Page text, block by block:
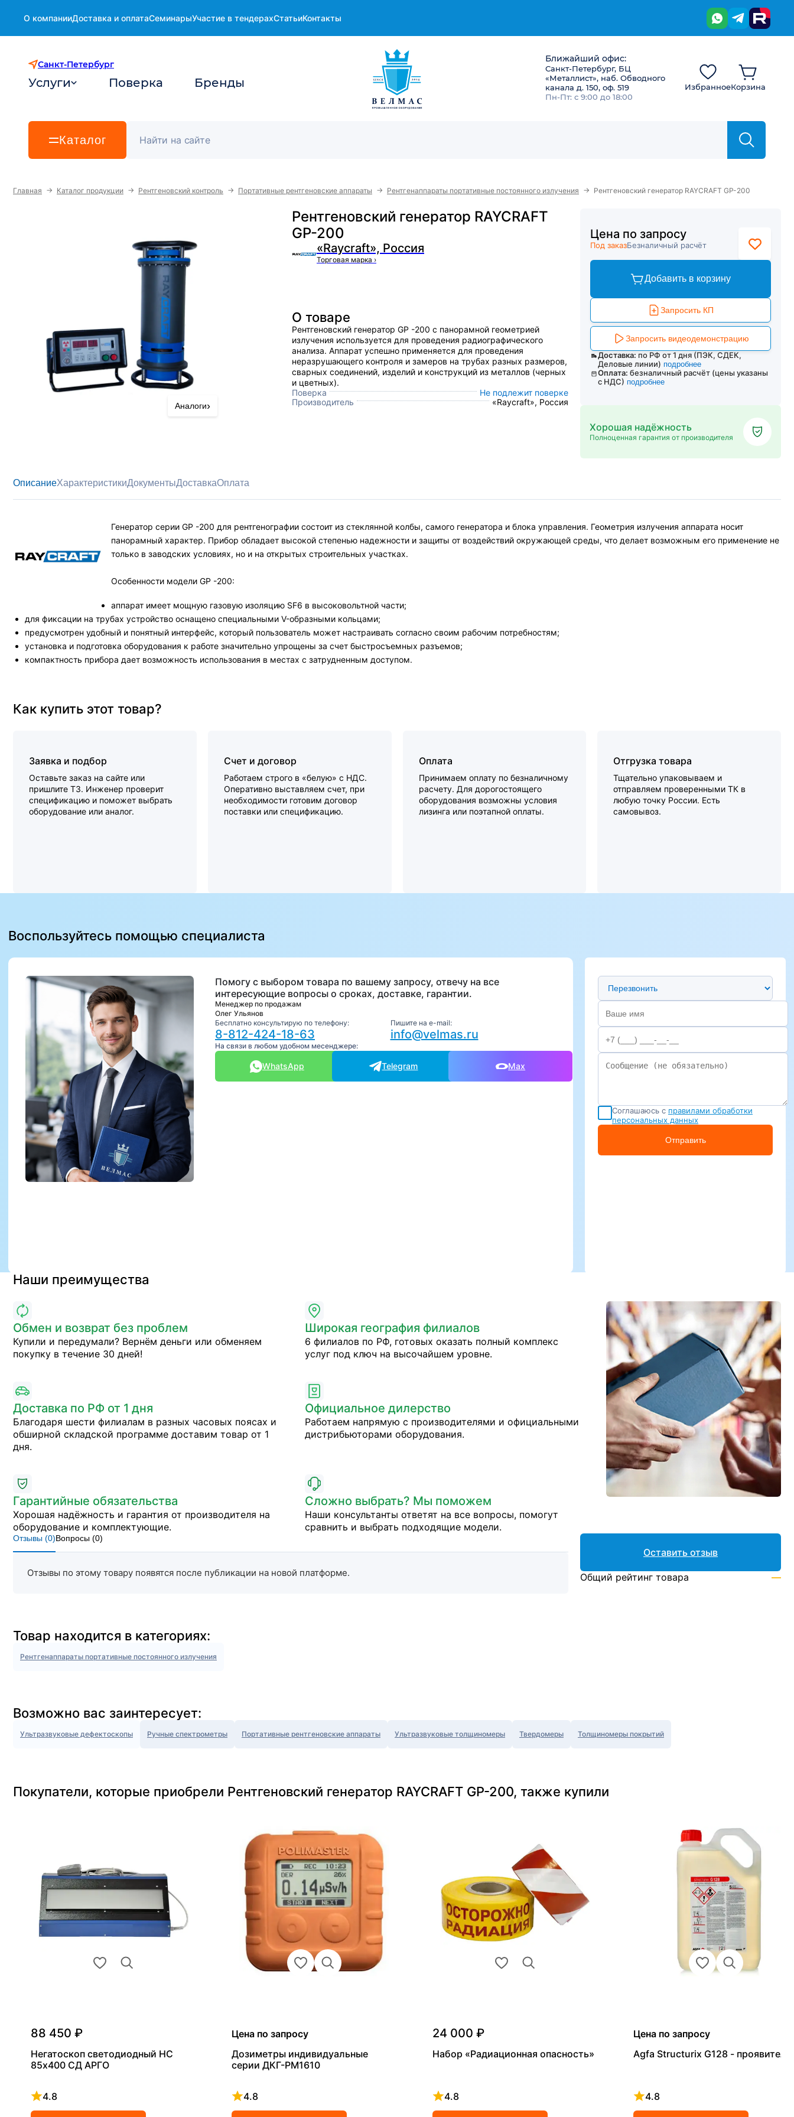
О компанииДоставка и оплатаСеминарыУчастие в тендерахСтатьиКонтакты
Санкт-Петербург
Услуги Поверка Бренды
Ближайший офис:
Санкт-Петербург, БЦ
«Металлист», наб. Обводного
канала д. 150, оф. 519
Пн-Пт: с 9:00 до 18:00
ИзбранноеКорзина
Каталог
Главная → Каталог продукции → Рентгеновский контроль → Портативные рентгеновские аппараты → Рентгенаппараты портативные постоянного излучения → Рентгеновский генератор RAYCRAFT GP-200
Рентгеновский генератор RAYCRAFT
GP-200
«Raycraft», Россия
Торговая марка ›
Аналоги›
О товаре
Рентгеновский генератор GP -200 с панорамной геометрией
излучения используется для проведения радиографического
анализа. Аппарат успешно применяется для проведения
неразрушающего контроля и замеров на трубах разных размеров,
сварных соединений, изделий и конструкций из металлов (черных
и цветных).
Поверка
Не подлежит поверке
Производитель
«Raycraft», Россия
Цена по запросу
Под заказБезналичный расчёт
Добавить в корзину
Запросить КП
Запросить видеодемонстрацию
Доставка: по РФ от 1 дня (ПЭК, СДЕК,
Деловые линии) подробнее
Оплата: безналичный расчёт (цены указаны
с НДС) подробнее
Хорошая надёжность
Полноценная гарантия от производителя
ОписаниеХарактеристикиДокументыДоставкаОплата
Генератор серии GP -200 для рентгенографии состоит из стеклянной колбы, самого генератора и блока управления. Геометрия излучения аппарата носит
панорамный характер. Прибор обладает высокой степенью надежности и защиты от воздействий окружающей среды, что делает возможным его применение не
только в заводских условиях, но и на открытых строительных участках.
Особенности модели GP -200:
аппарат имеет мощную газовую изоляцию SF6 в высоковольтной части;
для фиксации на трубах устройство оснащено специальными V-образными кольцами;
предусмотрен удобный и понятный интерфейс, который пользователь может настраивать согласно своим рабочим потребностям;
установка и подготовка оборудования к работе значительно упрощены за счет быстросъемных разъемов;
компактность прибора дает возможность использования в местах с затрудненным доступом.
Как купить этот товар?
Заявка и подбор
Оставьте заказ на сайте или
пришлите ТЗ. Инженер проверит
спецификацию и поможет выбрать
оборудование или аналог.
Счет и договор
Работаем строго в «белую» с НДС.
Оперативно выставляем счет, при
необходимости готовим договор
поставки или спецификацию.
Оплата
Принимаем оплату по безналичному
расчету. Для дорогостоящего
оборудования возможны условия
лизинга или поэтапной оплаты.
Отгрузка товара
Тщательно упаковываем и
отправляем проверенными ТК в
любую точку России. Есть
самовывоз.
Воспользуйтесь помощью специалиста
Помогу с выбором товара по вашему запросу, отвечу на все
интересующие вопросы о сроках, доставке, гарантии.
Менеджер по продажам
Олег Ульянов
Бесплатно консультирую по телефону:
8-812-424-18-63
Пишите на e-mail:
info@velmas.ru
На связи в любом удобном месенджере:
WhatsApp Telegram Max
Предпочтительный способ связи
Соглашаюсь с правилами обработки
персональных данных
Отправить
Наши преимущества
Обмен и возврат без проблем
Купили и передумали? Вернём деньги или обменяем
покупку в течение 30 дней!
Широкая география филиалов
6 филиалов по РФ, готовых оказать полный комплекс
услуг под ключ на высочайшем уровне.
Доставка по РФ от 1 дня
Благодаря шести филиалам в разных часовых поясах и
обширной складской программе доставим товар от 1
дня.
Официальное дилерство
Работаем напрямую с производителями и официальными
дистрибьюторами оборудования.
Гарантийные обязательства
Хорошая надёжность и гарантия от производителя на
оборудование и комплектующие.
Сложно выбрать? Мы поможем
Наши консультанты ответят на все вопросы, помогут
сравнить и выбрать подходящие модели.
Отзывы (0)Вопросы (0)
Отзывы по этому товару появятся после публикации на новой платформе.
Оставить отзыв
Общий рейтинг товара —
Товар находится в категориях:
Рентгенаппараты портативные постоянного излучения
Возможно вас заинтересует:
Ультразвуковые дефектоскопы Ручные спектрометры Портативные рентгеновские аппараты Ультразвуковые толщиномеры Твердомеры Толщиномеры покрытий
Покупатели, которые приобрели Рентгеновский генератор RAYCRAFT GP-200, также купили
88 450 ₽
Негатоскоп светодиодный НС
85х400 СД АРГО
4.8
Рейтинг 4.8 из 5
Цена по запросу
Дозиметры индивидуальные
серии ДКГ-PM1610
4.8
Рейтинг 4.8 из 5
24 000 ₽
Набор «Радиационная опасность»
4.8
Рейтинг 4.8 из 5
Цена по запросу
Agfa Structurix G128 - проявитель
4.8
Рейтинг 4.8 из 5